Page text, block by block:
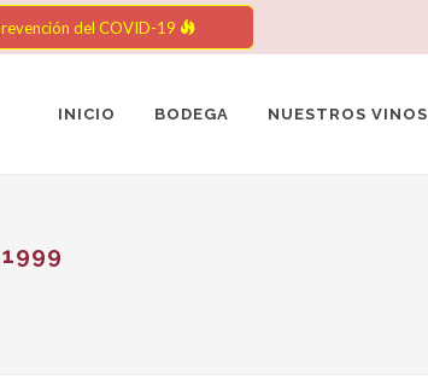
del COVID-19
INICIO BODEGA NUESTROS VINOS
1999